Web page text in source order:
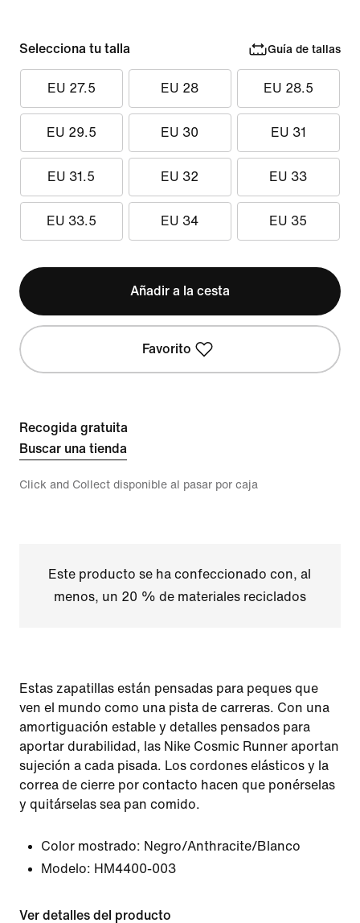
Selecciona tu talla Guía de tallas
EU 27.5 EU 28 EU 28.5
EU 29.5 EU 30 EU 31
EU 31.5 EU 32 EU 33
EU 33.5 EU 34 EU 35
Añadir a la cesta
Favorito
Recogida gratuita
Buscar una tienda
Click and Collect disponible al pasar por caja
Este producto se ha confeccionado con, al
menos, un 20 % de materiales reciclados
Estas zapatillas están pensadas para peques que
ven el mundo como una pista de carreras. Con una
amortiguación estable y detalles pensados para
aportar durabilidad, las Nike Cosmic Runner aportan
sujeción a cada pisada. Los cordones elásticos y la
correa de cierre por contacto hacen que ponérselas
y quitárselas sea pan comido.
Color mostrado: Negro/Anthracite/Blanco
Modelo: HM4400-003
Ver detalles del producto